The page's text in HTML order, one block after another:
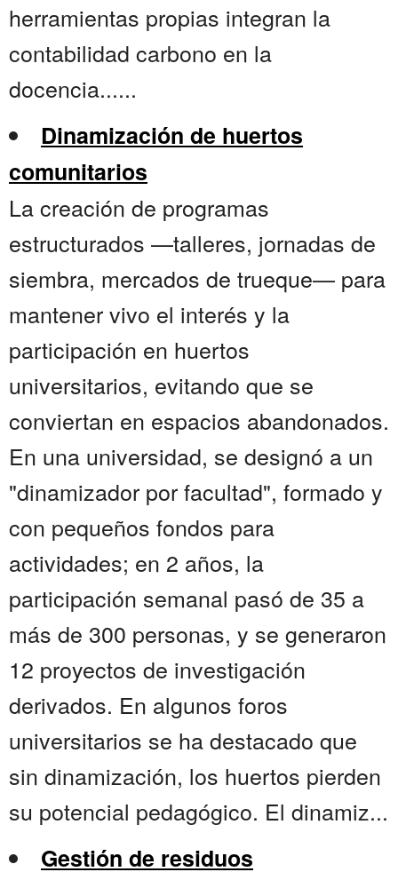
herramientas propias integran la
contabilidad carbono en la
docencia......
Dinamización de huertos
comunitarios
La creación de programas
estructurados —talleres, jornadas de
siembra, mercados de trueque— para
mantener vivo el interés y la
participación en huertos
universitarios, evitando que se
conviertan en espacios abandonados.
En una universidad, se designó a un
"dinamizador por facultad", formado y
con pequeños fondos para
actividades; en 2 años, la
participación semanal pasó de 35 a
más de 300 personas, y se generaron
12 proyectos de investigación
derivados. En algunos foros
universitarios se ha destacado que
sin dinamización, los huertos pierden
su potencial pedagógico. El dinamiz...
Gestión de residuos